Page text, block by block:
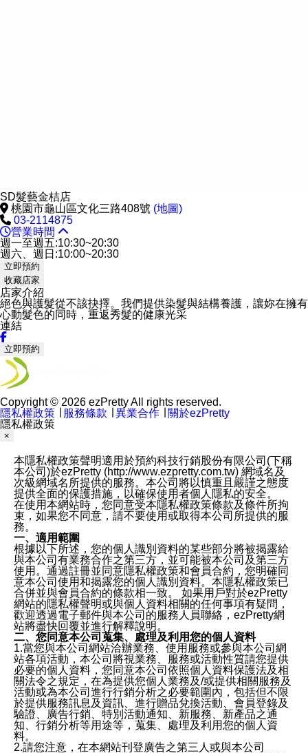
SD髮藝金桔店
桃園市龜山區文化三路408號 (地圖)
03-2114875
營業時間
週一至週五:10:30~20:30
週六、週日:10:00~20:30
立即預約
收藏店家
店家介紹
絕色與護髮從不該抉擇。我們提供染髮與結構養護，讓妳在擁有
心動髮色的同時，重返秀髮的健康光采
連結
立即預約
Copyright © 2026 ezPretty All rights reserved.
隱私權政策
服務條款 異業合作
關於ezPretty
隱私權政策
×
本隱私權政策聲明適用於預約科技行銷股份有限公司(下稱
本公司)於ezPretty (http://www.ezpretty.com.tw) 網域名及
次級網域名所提供的服務。本公司將以慎重且嚴謹之態度
提供全面的保護措施，以確保使用者個人隱私的安全。
在使用本網站時，您同意受本隱私權政策條款及條件所拘
束，如果您不同意，請不要使用或取得本公司所提供的服
務。
一、適用範圍
根據以下所述，您的個人識別資料的某些部分將被揭露給
與本公司有業務合作之第三方，並可能被本公司及第三方
使用。通過註冊並同意隱私權政策和會員合約，您明確同
意本公司使用和揭露您的個人識別資料。本隱私權政策已
合併並與會員合約的條款相一致。 如果用戶對於ezPretty
網站的隱私權聲明或與個人資料相關的任何事項有疑問，
歡迎透過電子郵件與本公司的服務人員聯絡，ezPretty網
站將盡快回覆並進行解釋說明。
二、您同意本公司蒐集、處理及利用您的個人資料
1.當您與本公司網站洽辦業務、使用服務或參與本公司網
站各項活動，本公司將視業務、服務或活動性質請您提供
必要的個人資料，您同意本公司依照個人資料保護法及相
關法令之規定，在為提供您個人業務及/或提供相關服務及
活動或為本公司進行行銷分析之必要範圍內，包括但不限
於提供服務訊息及資訊、進行贈品兌換活動、會員登錄及
驗證、廣告行銷、特別活動通知、新服務、新產品之通
知、行銷分析等用途等，蒐集、處理及利用您的個人資
料。
2.請您注意，在本網站刊登廣告之第三人或與本公司